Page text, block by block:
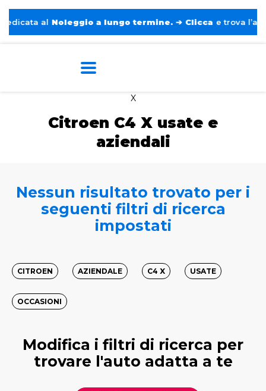
al Noleggio a lungo termine. ➔ Clicca e trova l’auto
X
Citroen C4 X usate e
aziendali
Nessun risultato trovato per i
seguenti filtri di ricerca
impostati
CITROEN AZIENDALE C4 X USATE
OCCASIONI
Modifica i filtri di ricerca per
trovare l'auto adatta a te